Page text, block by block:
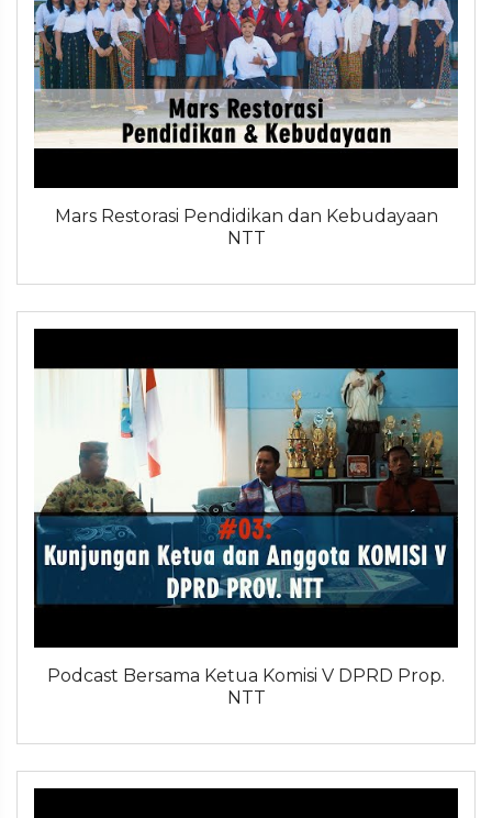
Mars Restorasi Pendidikan dan Kebudayaan
NTT
Podcast Bersama Ketua Komisi V DPRD Prop.
NTT